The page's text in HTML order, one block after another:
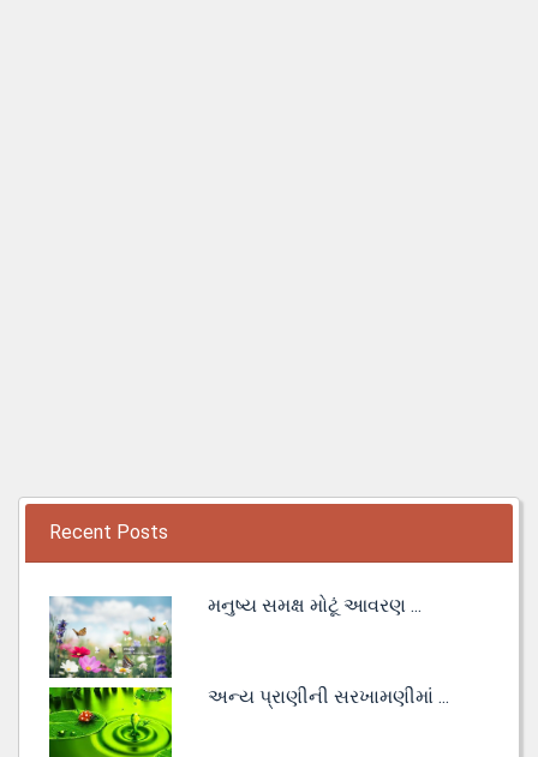
Recent Posts
મનુષ્ય સમક્ષ મોટૂં આવરણ ...
અન્ય પ્રાણીની સરખામણીમાં ...